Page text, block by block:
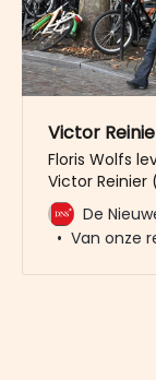
Victor
Floris Wolfs
Victor Reinier
RTL
nieuws volgt
beschuldigd
De
Van onze